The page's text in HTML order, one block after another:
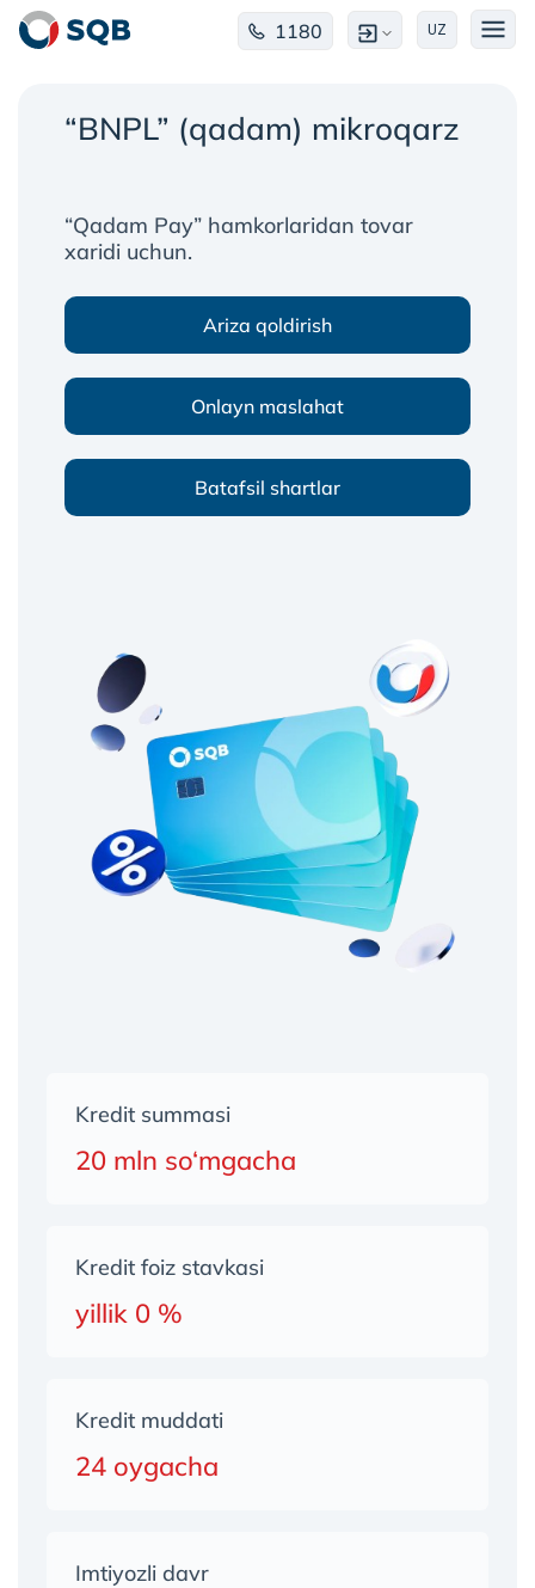
1180 UZ
“BNPL” (qadam) mikroqarz
“Qadam Pay” hamkorlaridan tovar
xaridi uchun.
Ariza qoldirish
Onlayn maslahat
Batafsil shartlar
Kredit summasi
20 mln so‘mgacha
Kredit foiz stavkasi
yillik 0 %
Kredit muddati
24 oygacha
Imtiyozli davr